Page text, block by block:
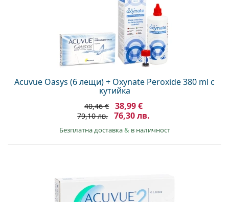
Acuvue Oasys (6 лещи) + Oxynate Peroxide 380 ml с
кутийка
40,46 € 38,99 €
79,10 лв. 76,30 лв.
Безплатна доставка& в наличност